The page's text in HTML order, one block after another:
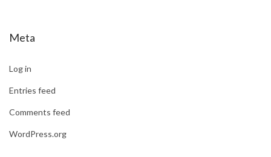
Meta
Log in
Entries feed
Comments feed
WordPress.org